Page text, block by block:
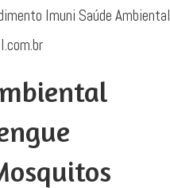
Imuni Saúde Ambiental